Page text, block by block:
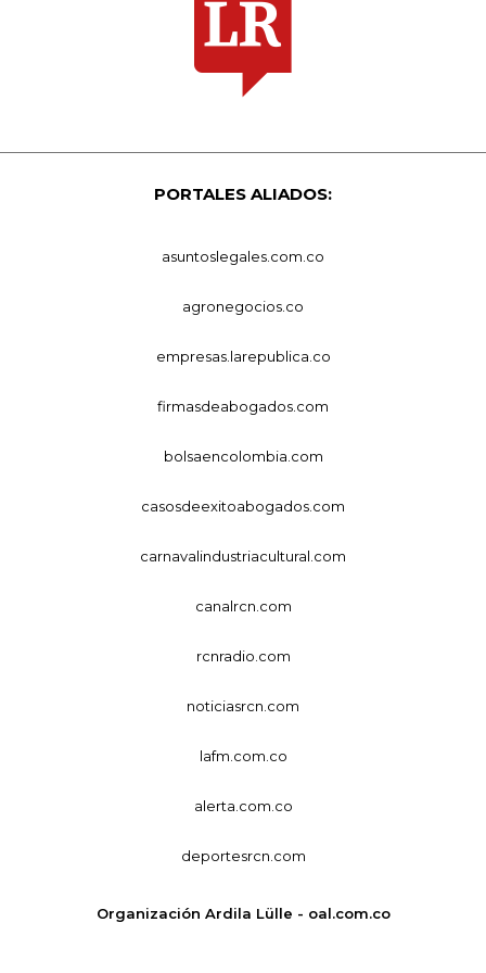
PORTALES ALIADOS:
asuntoslegales.com.co
agronegocios.co
empresas.larepublica.co
firmasdeabogados.com
bolsaencolombia.com
casosdeexitoabogados.com
carnavalindustriacultural.com
canalrcn.com
rcnradio.com
noticiasrcn.com
lafm.com.co
alerta.com.co
deportesrcn.com
Organización Ardila Lülle - oal.com.co